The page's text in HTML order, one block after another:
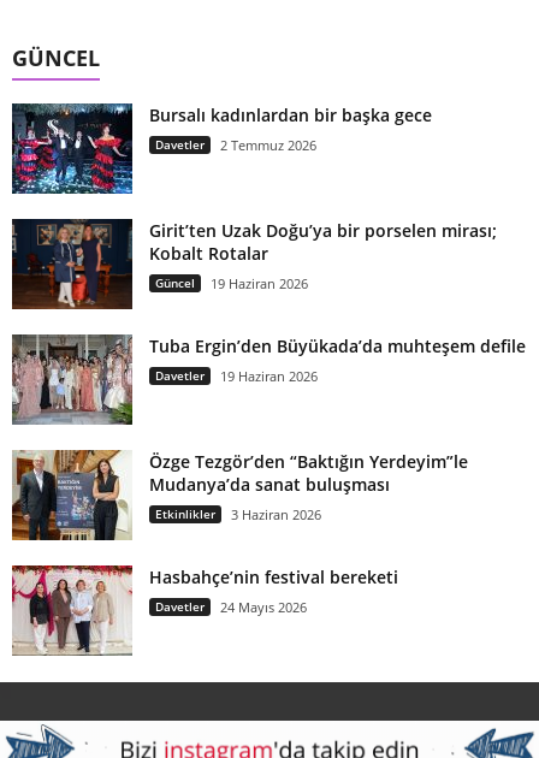
GÜNCEL
Bursalı kadınlardan bir başka gece
Davetler 2 Temmuz 2026
Girit’ten Uzak Doğu’ya bir porselen mirası;
Kobalt Rotalar
Güncel 19 Haziran 2026
Tuba Ergin’den Büyükada’da muhteşem defile
Davetler 19 Haziran 2026
Özge Tezgör’den “Baktığın Yerdeyim”le
Mudanya’da sanat buluşması
Etkinlikler 3 Haziran 2026
Hasbahçe’nin festival bereketi
Davetler 24 Mayıs 2026